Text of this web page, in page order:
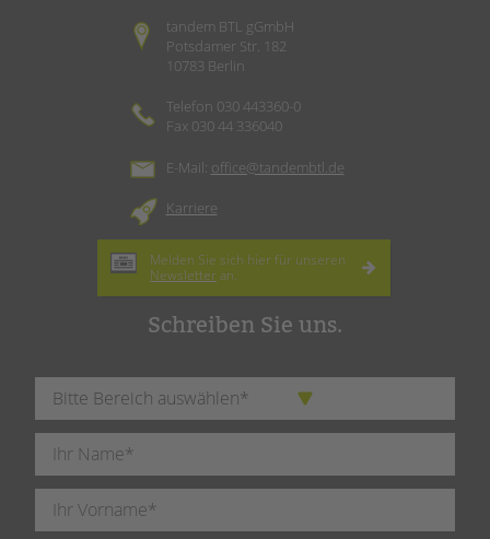
tandem BTL gGmbH
Potsdamer Str. 182
10783 Berlin
Telefon 030 443360-0
Fax 030 44 336040
E-Mail: office@tandembtl.de
Karriere
Melden Sie sich hier für unseren
Newsletter an.
Schreiben Sie uns.